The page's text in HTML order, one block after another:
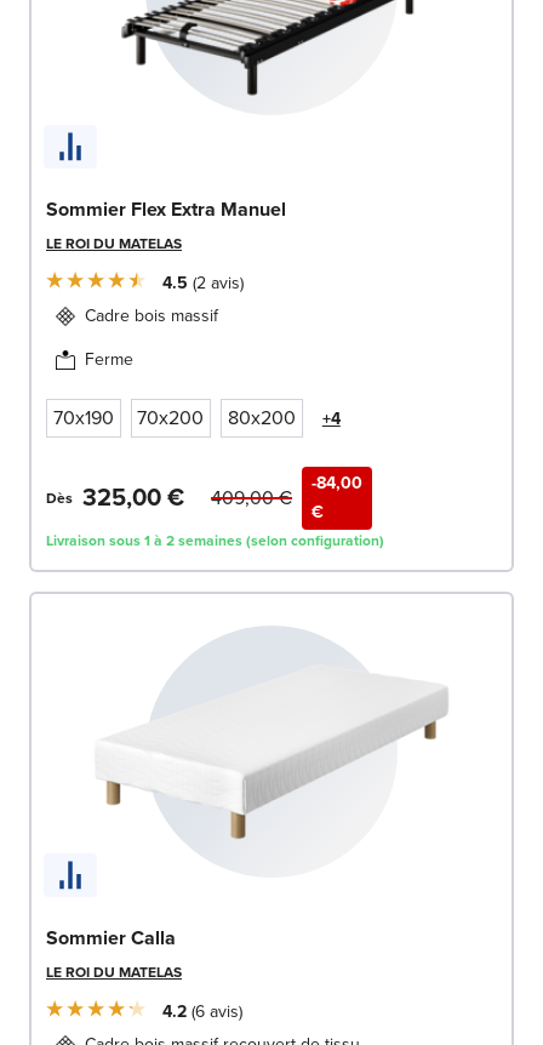
Sommier Flex Extra Manuel
LE ROI DU MATELAS
4.5 2avis
Cadre bois massif
Ferme
70x190 70x200 80x200 +4
Dès 325,00 €
-84,00
€
409,00 €
Livraison sous 1 à 2 semaines (selon configuration)
Sommier Calla
LE ROI DU MATELAS
4.2 6avis